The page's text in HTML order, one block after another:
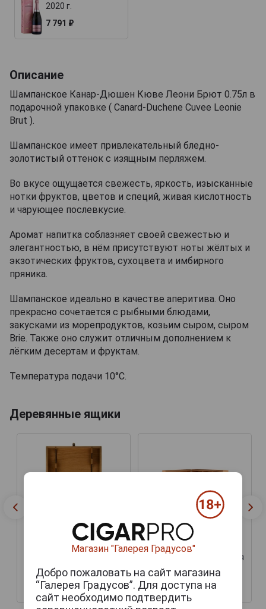
2020 г.
7 791 ₽
Описание
Шампанское Канар-Дюшен Кюве Леони Брют 0.75л в
подарочной упаковке ( Canard-Duchene Cuvee Leonie
Brut ).
Шампанское имеет привлекательный бледно-
золотистый оттенок с изящным перляжем.
Во вкусе ощущается свежесть, яркость, изысканные
нотки фруктов, цветов и специй, живая кислотность
и чарующее послевкусие.
Аромат напитка соблазняет своей свежестью и
элегантностью, в нём присутствуют ноты жёлтых и
экзотических фруктов, сухоцвета и имбирного
пряника.
Шампанское идеально в качестве аперитива. Оно
прекрасно сочетается с рыбными блюдами,
закусками из морепродуктов, козьим сыром, сыром
Brie. Также оно служит отличным дополнением к
лёгким десертам и фруктам.
Температура подачи 10°С.
Деревянные ящики
Бургонь на 6 бутылок
9 500 руб.
Подарочная коробка для
вина Бургонь Дуб на 3
бутылки
6 000 руб.
Магазин "Галерея Градусов"
Добро пожаловать на сайт магазина
“Галерея Градусов”. Для доступа на
сайт необходимо подтвердить